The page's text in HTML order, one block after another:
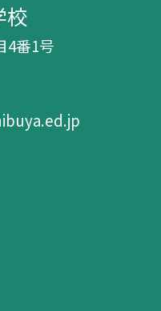
校
4番1号